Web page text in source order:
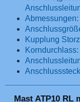
Kupplung
Mast ATP10 RL